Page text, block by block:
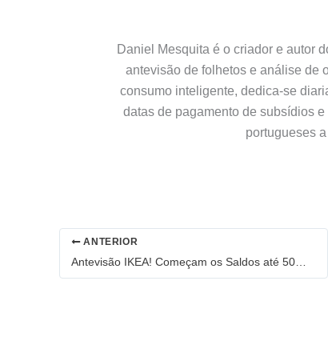
Daniel Mesquita é o criador e autor
antevisão de folhetos e análise de
consumo inteligente, dedica-se
datas de pagamento de subsídios
portugueses
ANTERIOR